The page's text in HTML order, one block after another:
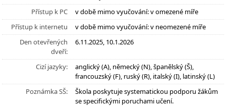
Přístup k PC
v době mimo vyučování: v omezené míře
Přístup k internetu
v době mimo vyučování: v neomezené míře
Den otevřených
dveří:
6.11.2025, 10.1.2026
Cizí jazyky:
anglický (A), německý (N), španělský (Š),
francouzský (F), ruský (R), italský (I), latinský (L)
Poznámka SŠ:
Škola poskytuje systematickou podporu žákům
se specifickými poruchami učení.